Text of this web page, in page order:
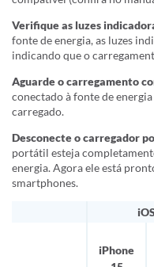
Verifique as luzes
fonte de energia, as luzes
indicando que o
Aguarde o carregamento
conectado à fonte de
carregado.
Desconecte o carregador
portátil esteja
energia. Agora ele está
smartphones.
iPhone